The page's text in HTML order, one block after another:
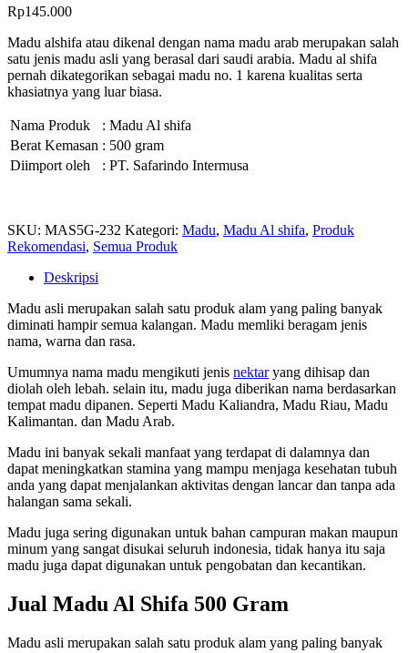
Rp145.000
Madu alshifa atau dikenal dengan nama madu arab merupakan salah
satu jenis madu asli yang berasal dari saudi arabia. Madu al shifa
pernah dikategorikan sebagai madu no. 1 karena kualitas serta
khasiatnya yang luar biasa.
Nama Produk
: Madu Al shifa
Berat Kemasan : 500 gram
Diimport oleh
: PT. Safarindo Intermusa
SKU: MAS5G-232 Kategori: Madu, Madu Al shifa, Produk
Rekomendasi, Semua Produk
Deskripsi
Madu asli merupakan salah satu produk alam yang paling banyak
diminati hampir semua kalangan. Madu memliki beragam jenis
nama, warna dan rasa.
Umumnya nama madu mengikuti jenis nektaryang dihisap dan
diolah oleh lebah. selain itu, madu juga diberikan nama berdasarkan
tempat madu dipanen. Seperti Madu Kaliandra, Madu Riau, Madu
Kalimantan. dan Madu Arab.
Madu ini banyak sekali manfaat yang terdapat di dalamnya dan
dapat meningkatkan stamina yang mampu menjaga kesehatan tubuh
anda yang dapat menjalankan aktivitas dengan lancar dan tanpa ada
halangan sama sekali.
Madu juga sering digunakan untuk bahan campuran makan maupun
minum yang sangat disukai seluruh indonesia, tidak hanya itu saja
madu juga dapat digunakan untuk pengobatan dan kecantikan.
Jual Madu Al Shifa 500 Gram
Madu asli merupakan salah satu produk alam yang paling banyak